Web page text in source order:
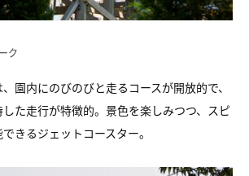
ク
園内にのびのびと走るコースが開放的で、
た走行が特徴的。景色を楽しみつつ、スピ
きるジェットコースター。